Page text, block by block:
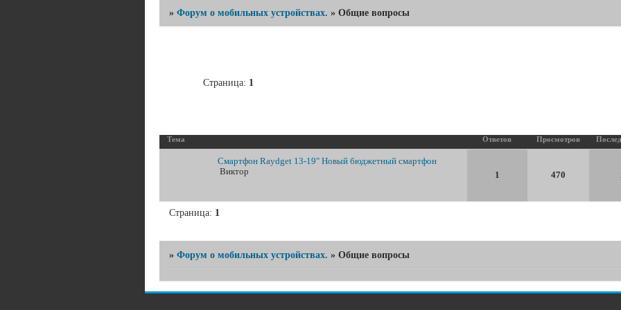
»Форум о мобильных устройствах. »Общие вопросы
Страница: 1
Тема Ответов Просмотров
Смартфон Raydget 13-19" Новый бюджетный смартфон
Виктор
1 470
Страница: 1
»Форум о мобильных устройствах. »Общие вопросы